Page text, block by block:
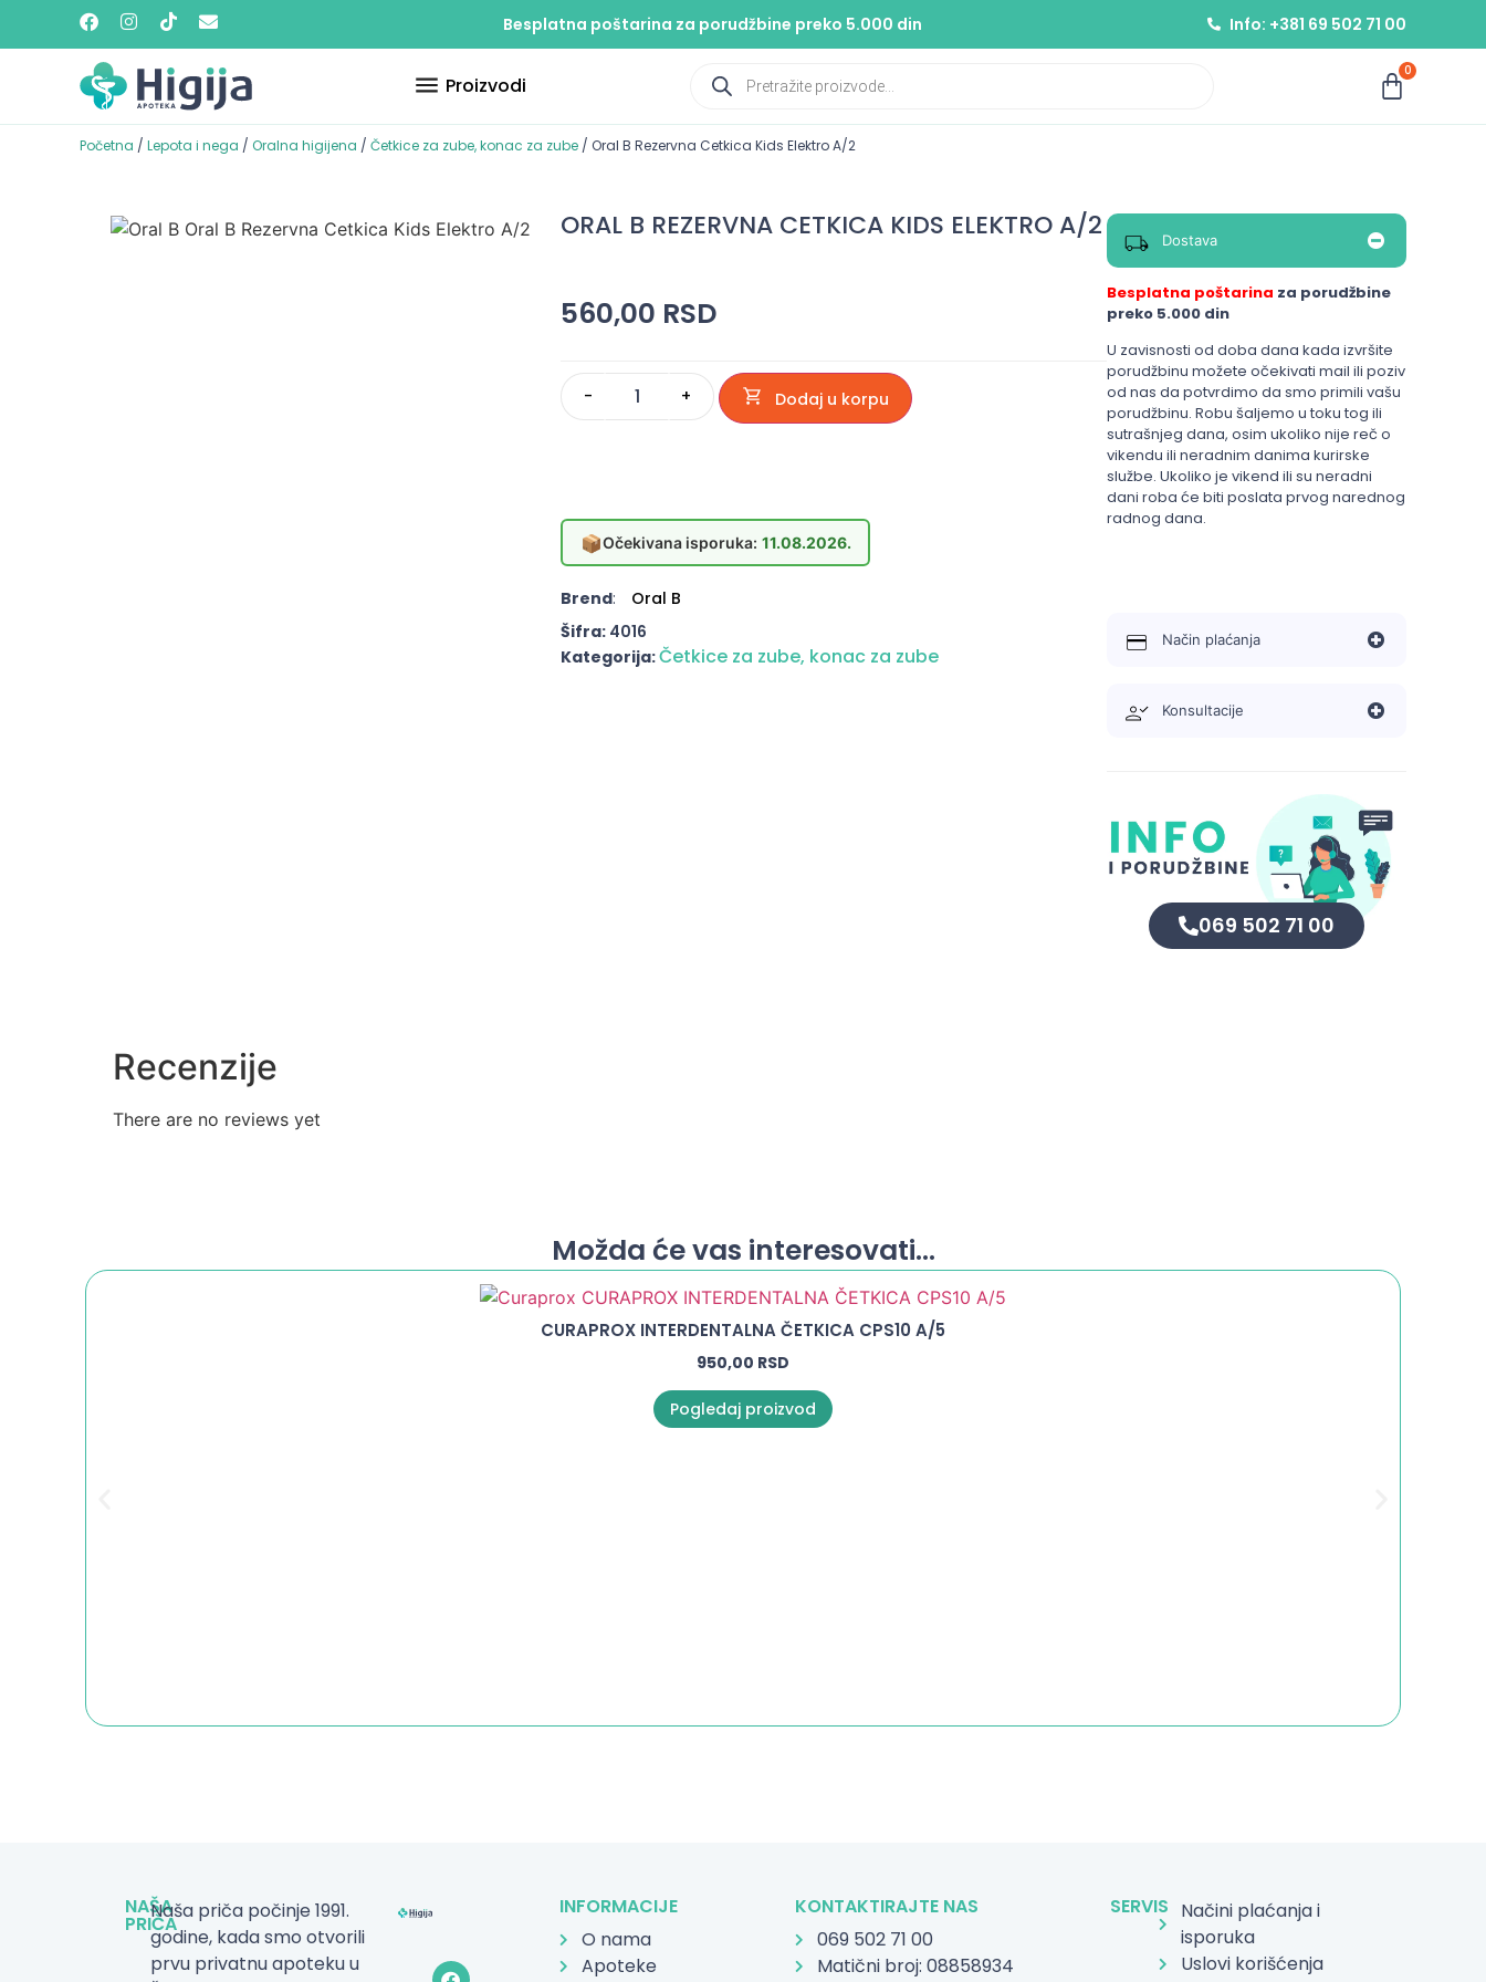
Besplatna poštarina za porudžbine preko 5.000 din Info: +381 69 502 71 00
Proizvodi
0
Početna / Lepota i nega / Oralna higijena / Četkice za zube, konac za zube / Oral B Rezervna Cetkica Kids Elektro A/2
ORAL B REZERVNA CETKICA KIDS ELEKTRO A/2
560,00 RSD
- + Dodaj u korpu
📦Očekivana isporuka: 11.08.2026.
Brend:
Oral B
Šifra: 4016
Kategorija:Četkice za zube, konac za zube
Dostava
Besplatna poštarina za porudžbine
preko 5.000 din
U zavisnosti od doba dana kada izvršite
porudžbinu možete očekivati mail ili poziv
od nas da potvrdimo da smo primili vašu
porudžbinu. Robu šaljemo u toku tog ili
sutrašnjeg dana, osim ukoliko nije reč o
vikendu ili neradnim danima kurirske
službe. Ukoliko je vikend ili su neradni
dani roba će biti poslata prvog narednog
radnog dana.
Način plaćanja
Konsultacije
069 502 71 00
Recenzije
There are no reviews yet
Možda će vas interesovati...
CURAPROX INTERDENTALNA ČETKICA CPS10 A/5
950,00 RSD
Pogledaj proizvod
NAŠA
PRIČA
Naša priča počinje 1991.
godine, kada smo otvorili
prvu privatnu apoteku u
INFORMACIJE
O nama
Apoteke
KONTAKTIRAJTE NAS
069 502 71 00
Matični broj: 08858934
SERVIS Načini plaćanja i
isporuka
Uslovi korišćenja